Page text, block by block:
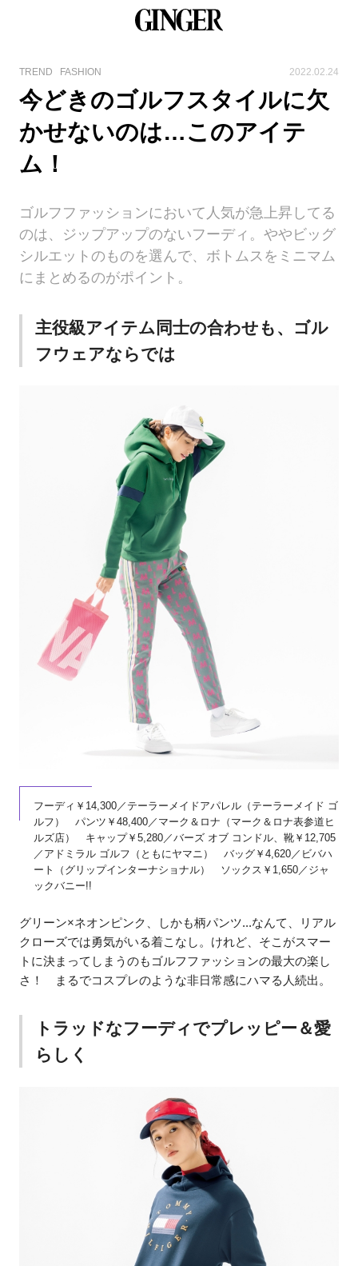
TREND FASHION 2022.02.24
今どきのゴルフスタイルに欠
かせないのは…このアイテ
ム！
ゴルフファッションにおいて人気が急上昇してる
のは、ジップアップのないフーディ。ややビッグ
シルエットのものを選んで、ボトムスをミニマム
にまとめるのがポイント。
主役級アイテム同士の合わせも、ゴル
フウェアならでは
フーディ￥14,300／テーラーメイドアパレル（テーラーメイド ゴ
ルフ） パンツ￥48,400／マーク＆ロナ（マーク＆ロナ表参道ヒ
ルズ店） キャップ￥5,280／バーズ オブ コンドル、靴￥12,705
／アドミラル ゴルフ（ともにヤマニ） バッグ￥4,620／ビバハ
ート（グリップインターナショナル） ソックス￥1,650／ジャ
ックバニー!!
グリーン×ネオンピンク、しかも柄パンツ...なんて、リアル
クローズでは勇気がいる着こなし。けれど、そこがスマー
トに決まってしまうのもゴルフファッションの最大の楽し
さ！ まるでコスプレのような非日常感にハマる人続出。
トラッドなフーディでプレッピー＆愛
らしく